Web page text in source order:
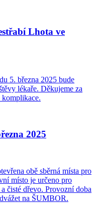
Lhota ve
5. března 2025 bude
lékaře. Děkujeme za
komplikace.
2025
obě sběrná místa pro
místo je určeno pro
čisté dřevo. Provozní doba
na ŠUMBOR.